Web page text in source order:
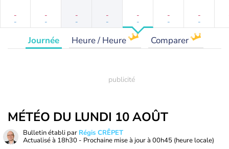
-
-
-
-
-
-
-
-
-
-
-
-
-
-
Journée Heure / Heure Comparer
MÉTÉO DU LUNDI 10 AOÛT
Bulletin établi par Régis CRÊPET
Actualisé à 18h30 - Prochaine mise à jour à 00h45 (heure locale)